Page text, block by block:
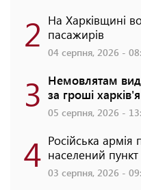
2 На Харківщині
пасажирів
04 серпня, 2026 -
3 Немовлятам
за гроші
05 серпня, 2026 -
4 Російська
населений
03 серпня, 2026 -